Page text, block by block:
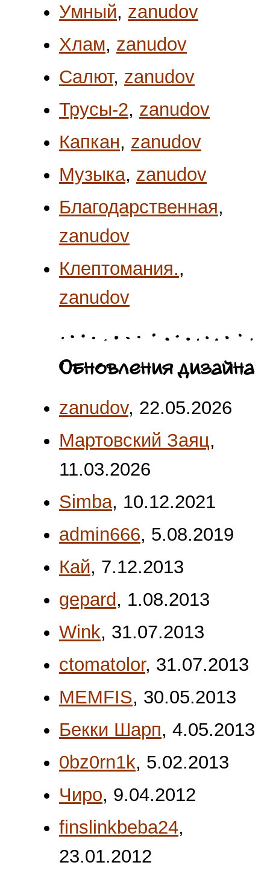
Умный, zanudov
Хлам, zanudov
Салют, zanudov
Трусы-2, zanudov
Капкан, zanudov
Музыка, zanudov
Благодарственная,
zanudov
Клептомания.,
zanudov
Обновления дизайна
zanudov, 22.05.2026
Мартовский Заяц,
11.03.2026
Simba, 10.12.2021
admin666, 5.08.2019
Кай, 7.12.2013
gepard, 1.08.2013
Wink, 31.07.2013
ctomatolor, 31.07.2013
MEMFIS, 30.05.2013
Бекки Шарп, 4.05.2013
0bz0rn1k, 5.02.2013
Чиро, 9.04.2012
finslinkbeba24,
23.01.2012